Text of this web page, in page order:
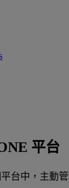
平台
台中，主動